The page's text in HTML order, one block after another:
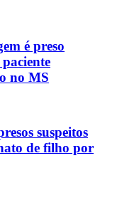
é preso
no MS
suspeitos
de filho por